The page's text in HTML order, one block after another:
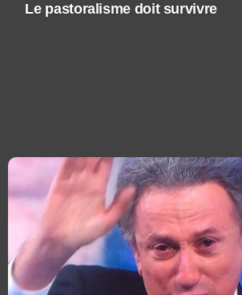
Le pastoralisme doit survivre